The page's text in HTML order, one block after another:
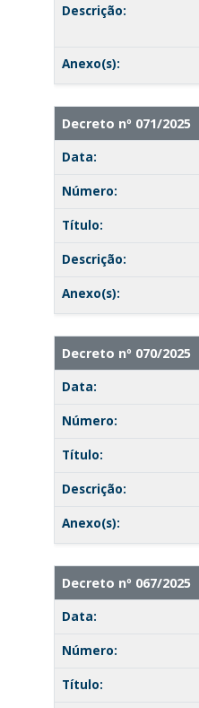
Descrição:
Anexo(s):
Decreto nº 071/2025
Data:
Número:
Título:
Descrição:
Anexo(s):
Decreto nº 070/2025
Data:
Número:
Título:
Descrição:
Anexo(s):
Decreto nº 067/2025
Data:
Número:
Título: